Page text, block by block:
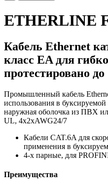
ETHERLINE
Кабель Ethernet
класс EA для
протестировано
Промышленный кабель
использования в
наружная оболочка из ПВХ
UL, 4x2xAWG24/7
Кабели CAT.6A для
применения в
4-х парные, для
Преимущества